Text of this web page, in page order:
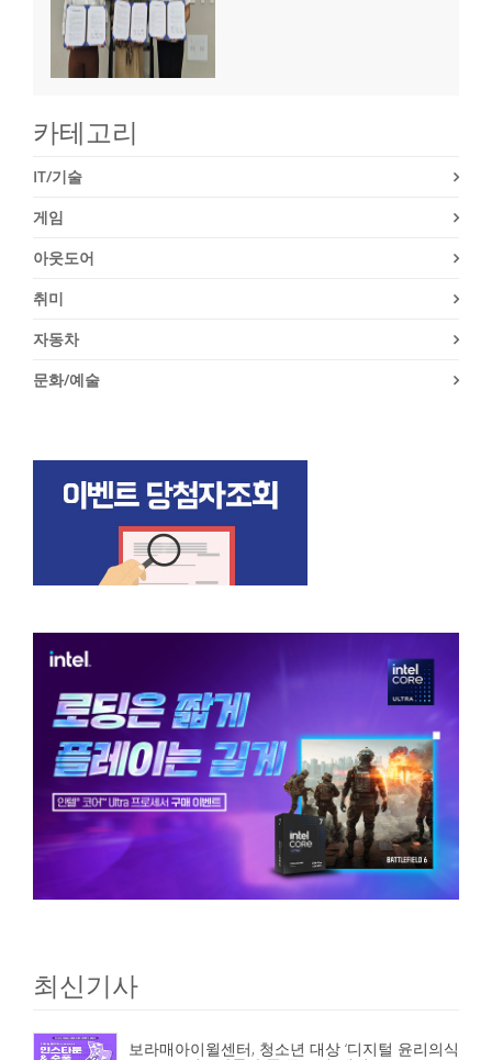
카테고리
IT/기술
게임
아웃도어
취미
자동차
문화/예술
최신기사
보라매아이윌센터, 청소년 대상 ‘디지털 윤리의식